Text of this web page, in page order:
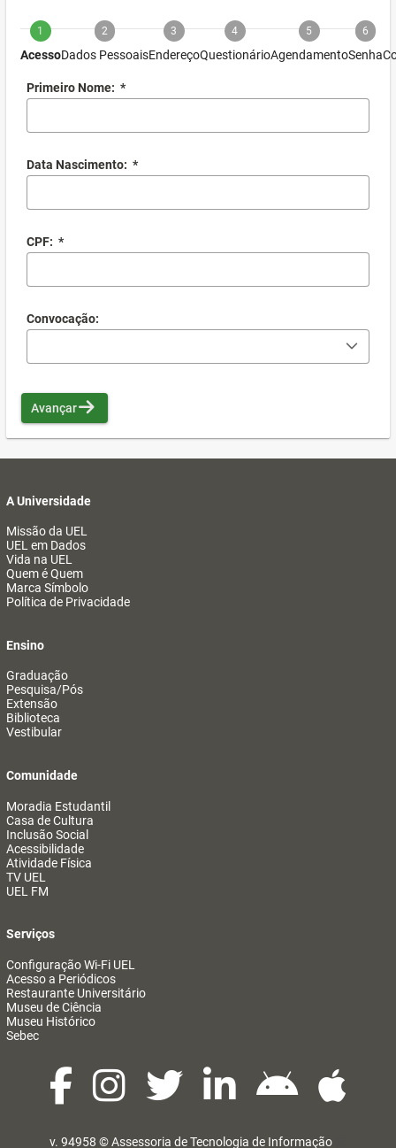
1
Acesso
2
Dados Pessoais
3
Endereço
4
Questionário
5
Agendamento
6
Senha
Primeiro Nome: *
Data Nascimento: *
CPF: *
Convocação:
Avançar
A Universidade
Missão da UEL
UEL em Dados
Vida na UEL
Quem é Quem
Marca Símbolo
Política de Privacidade
Ensino
Graduação
Pesquisa/Pós
Extensão
Biblioteca
Vestibular
Comunidade
Moradia Estudantil
Casa de Cultura
Inclusão Social
Acessibilidade
Atividade Física
TV UEL
UEL FM
Serviços
Configuração Wi-Fi UEL
Acesso a Periódicos
Restaurante Universitário
Museu de Ciência
Museu Histórico
Sebec
v. 94958 ©Assessoria de Tecnologia de Informação